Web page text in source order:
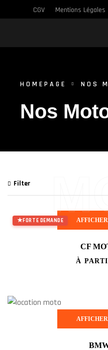
CGV Mentions Légales
HOMEPAGE NOS
Nos
Filter
FORTE DEMANDE
CF
À